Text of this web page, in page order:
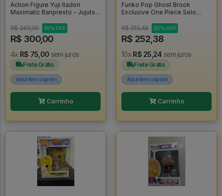
Action Figure Yuji Itadori
Maximatic Banpresto - Jujutsu
R$ 349,90
14% OFF
R$ 300,00
4x R$ 75,00 sem juros
Frete Grátis
Aqui tem cupom
Carrinho
Funko Pop Ghost Brook
Exclusive One Piece Selo
- One Piece #2325
R$ 315,48 20% OFF
R$ 252,38
10x R$ 25,24 sem juros
Frete Grátis
Aqui tem cupom
Carrinho